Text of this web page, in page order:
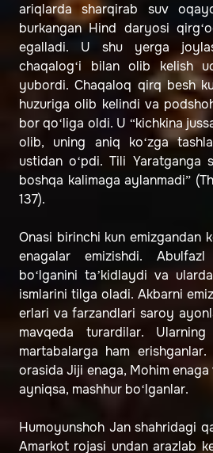
ariqlarda sharqirab suv
burkangan Hind daryosi
egalladi. U shu yerga
chaqalog‘i bilan olib kelish
yubordi. Chaqaloq qirq besh
huzuriga olib kelindi va
bor qo‘liga oldi. U “kichkina
olib, uning aniq ko‘zga
ustidan o‘pdi. Tili Yaratganga
boshqa kalimaga aylanmadi”
137).
Onasi birinchi kun emizgandan
enagalar emizishdi. Abulfazl
bo‘lganini ta’kidlaydi va
ismlarini tilga oladi. Akbarni
erlari va farzandlari saroy
mavqeda turardilar.
martabalarga ham
orasida Jiji enaga, Mohim
ayniqsa, mashhur bo‘lganlar.
Humoyunshoh Jan shahridagi
Amarkot rojasi undan arazlab